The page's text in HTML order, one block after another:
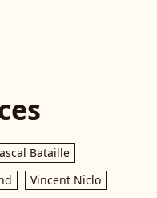
Bataille
Vincent Niclo